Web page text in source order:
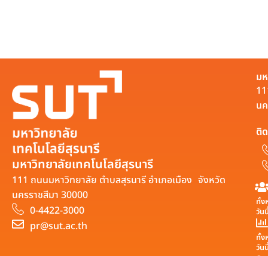
มหาวิทยาลัยเทคโนโลยีสุรนารี
111 ถนนมหาวิทยาลัย ตำบลสุรนารี อำเภอเมือง จังหวัด
นครราชสีมา 30000
0-4422-3000
pr@sut.ac.th
ม
น
ติ
ทั้ง
วัน
ทั้ง
วัน